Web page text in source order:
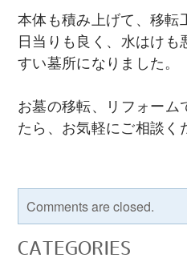
本体も積み上げて、移転
日当りも良く、水はけ
すい墓所になりました。
お墓の移転、リフォーム
たら、お気軽にご相談く
Comments are closed.
CATEGORIES